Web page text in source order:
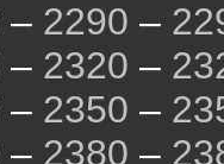
– 2290 –
– 2320 –
– 2350 –
– 2380 –